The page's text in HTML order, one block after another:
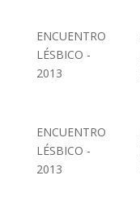
ENCUENTRO
LÉSBICO -
2013
ENCUENTRO
LÉSBICO -
2013